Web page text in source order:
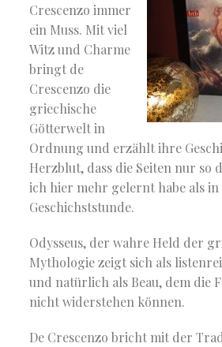
Crescenzo immer
ein Muss. Mit viel
Witz und Charme
bringt de
Crescenzo die
griechische
Götterwelt in
Ordnung und erzählt ihre
Herzblut, dass die Seiten nur so
ich hier mehr gelernt habe als in
Geschichststunde.
Odysseus, der wahre Held der
Mythologie zeigt sich als
und natürlich als Beau, dem die
nicht widerstehen können.
De Crescenzo bricht mit der